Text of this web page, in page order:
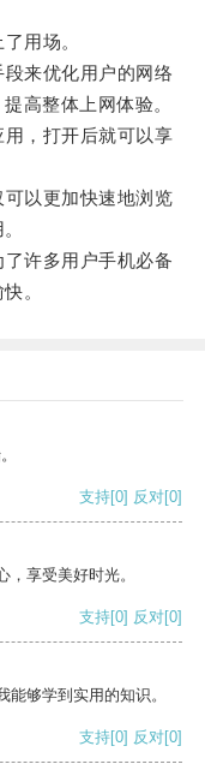
用场。
来优化用户的网络
高整体上网体验。
，打开后就可以享
以更加快速地浏览
许多用户手机必备
。
支持[0] 反对[0]
享受美好时光。
支持[0] 反对[0]
够学到实用的知识。
支持[0] 反对[0]